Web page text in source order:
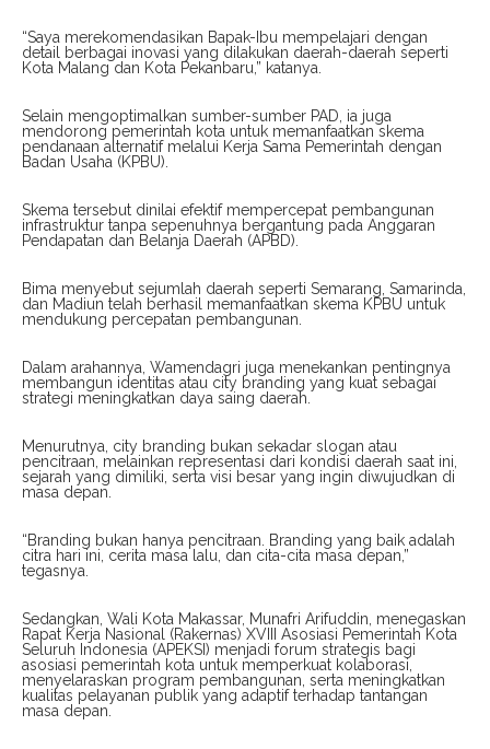
“Saya merekomendasikan Bapak-Ibu mempelajari dengan
detail berbagai inovasi yang dilakukan daerah-daerah seperti
Kota Malang dan Kota Pekanbaru,” katanya.
Selain mengoptimalkan sumber-sumber PAD, ia juga
mendorong pemerintah kota untuk memanfaatkan skema
pendanaan alternatif melalui Kerja Sama Pemerintah dengan
Badan Usaha (KPBU).
Skema tersebut dinilai efektif mempercepat pembangunan
infrastruktur tanpa sepenuhnya bergantung pada Anggaran
Pendapatan dan Belanja Daerah (APBD).
Bima menyebut sejumlah daerah seperti Semarang, Samarinda,
dan Madiun telah berhasil memanfaatkan skema KPBU untuk
mendukung percepatan pembangunan.
Dalam arahannya, Wamendagri juga menekankan pentingnya
membangun identitas atau city branding yang kuat sebagai
strategi meningkatkan daya saing daerah.
Menurutnya, city branding bukan sekadar slogan atau
pencitraan, melainkan representasi dari kondisi daerah saat ini,
sejarah yang dimiliki, serta visi besar yang ingin diwujudkan di
masa depan.
“Branding bukan hanya pencitraan. Branding yang baik adalah
citra hari ini, cerita masa lalu, dan cita-cita masa depan,”
tegasnya.
Sedangkan, Wali Kota Makassar, Munafri Arifuddin, menegaskan
Rapat Kerja Nasional (Rakernas) XVIII Asosiasi Pemerintah Kota
Seluruh Indonesia (APEKSI) menjadi forum strategis bagi
asosiasi pemerintah kota untuk memperkuat kolaborasi,
menyelaraskan program pembangunan, serta meningkatkan
kualitas pelayanan publik yang adaptif terhadap tantangan
masa depan.